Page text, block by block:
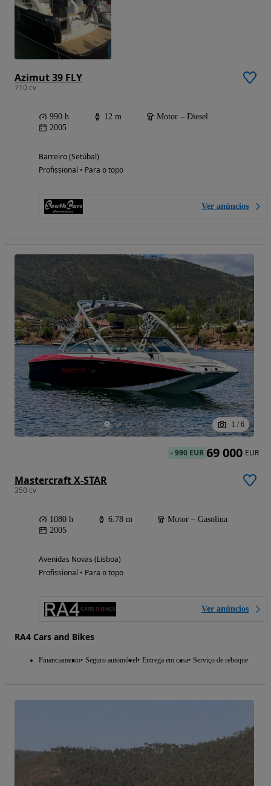
Azimut 39 FLY
710 cv
990 h 12 m
Motor – Diesel
2005
Barreiro (Setúbal)
Profissional • Para o topo
Ver anúncios
1 / 6
Mastercraft X-STAR
350 cv
1080 h 6.78 m
Motor – Gasolina
2005
Avenidas Novas (Lisboa)
Profissional • Para o topo
Ver anúncios
RA4 Cars and Bikes
Financiamento Seguro automóvel Entrega em casa Serviço de reboque
-990 EUR 69 000 EUR